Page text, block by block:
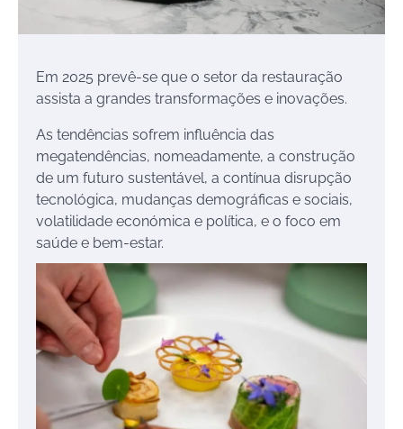
Em 2025 prevê-se que o setor da restauração
assista a grandes transformações e inovações.
As tendências sofrem influência das
megatendências, nomeadamente, a construção
de um futuro sustentável, a contínua disrupção
tecnológica, mudanças demográficas e sociais,
volatilidade económica e política, e o foco em
saúde e bem-estar.